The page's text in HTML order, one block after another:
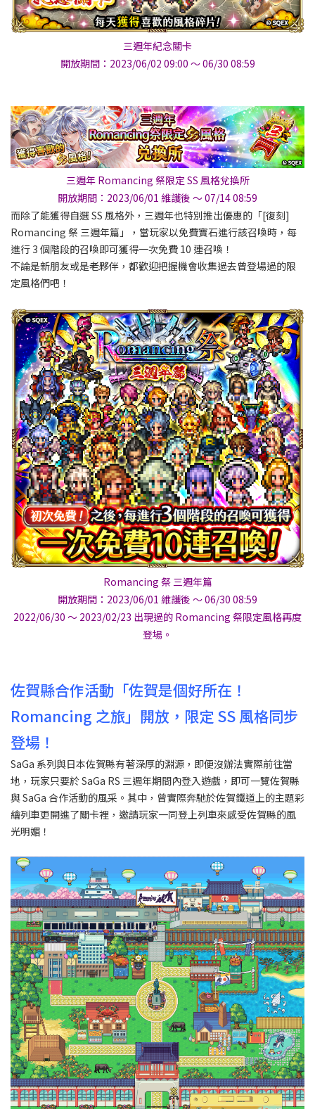
三週年紀念關卡
開放期間：2023/06/02 09:00 ～ 06/30 08:59
三週年 Romancing 祭限定 SS 風格兌換所
開放期間：2023/06/01 維護後 ～ 07/14 08:59
而除了能獲得自選 SS 風格外，三週年也特別推出優惠的「[復刻]
Romancing 祭 三週年篇」，當玩家以免費寶石進行該召喚時，每
進行 3 個階段的召喚即可獲得一次免費 10 連召喚！
不論是新朋友或是老夥伴，都歡迎把握機會收集過去曾登場過的限
定風格們吧！
Romancing 祭 三週年篇
開放期間：2023/06/01 維護後 ～ 06/30 08:59
2022/06/30 ～ 2023/02/23 出現過的 Romancing 祭限定風格再度
登場。
佐賀縣合作活動「佐賀是個好所在！
Romancing 之旅」開放，限定 SS 風格同步
登場！
SaGa 系列與日本佐賀縣有著深厚的淵源，即便沒辦法實際前往當
地，玩家只要於 SaGa RS 三週年期間內登入遊戲，即可一覽佐賀縣
與 SaGa 合作活動的風采。其中，曾實際奔馳於佐賀鐵道上的主題彩
繪列車更開進了關卡裡，邀請玩家一同登上列車來感受佐賀縣的風
光明媚！